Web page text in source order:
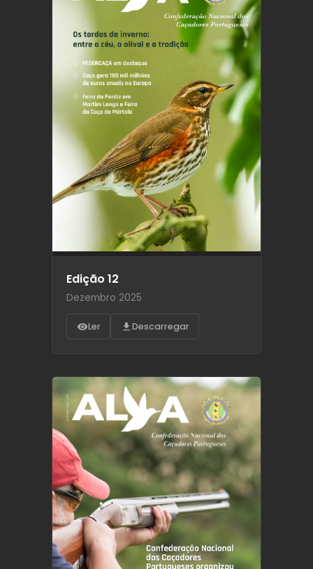
Edição 12
Dezembro 2025
Ler Descarregar